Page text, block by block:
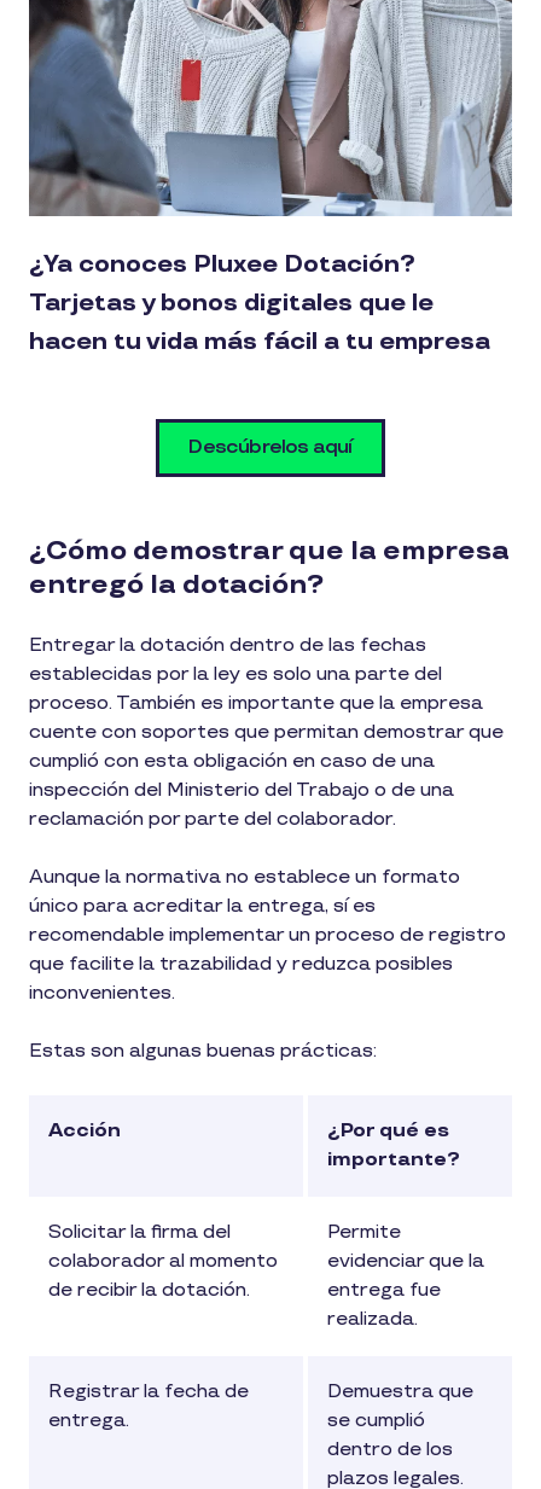
¿Ya conoces Pluxee Dotación?
Tarjetas y bonos digitales que le
hacen tu vida más fácil a tu empresa
Descúbrelos aquí
¿Cómo demostrar que la empresa
entregó la dotación?
Entregar la dotación dentro de las fechas
establecidas por la ley es solo una parte del
proceso. También es importante que la empresa
cuente con soportes que permitan demostrar que
cumplió con esta obligación en caso de una
inspección del Ministerio del Trabajo o de una
reclamación por parte del colaborador.
Aunque la normativa no establece un formato
único para acreditar la entrega, sí es
recomendable implementar un proceso de registro
que facilite la trazabilidad y reduzca posibles
inconvenientes.
Estas son algunas buenas prácticas:
Acción
¿Por qué es
importante?
Solicitar la firma del
colaborador al momento
de recibir la dotación.
Permite
evidenciar que la
entrega fue
realizada.
Registrar la fecha de
entrega.
Demuestra que
se cumplió
dentro de los
plazos legales.